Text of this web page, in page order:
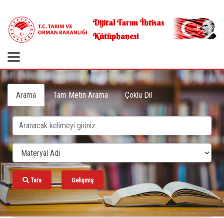
Dijital Tarım İhtisas
Kütüphanesi
Arama Tam Metin Arama Çoklu Dil
Tara Gelişmiş